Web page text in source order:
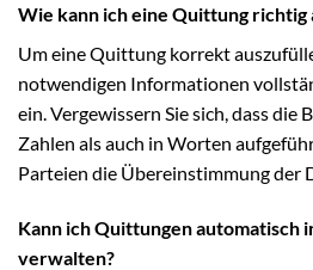
Wie kann ich eine Quittung richtig
Um eine Quittung korrekt
notwendigen Informationen
ein. Vergewissern Sie sich, dass die
Zahlen als auch in Worten
Parteien die Übereinstimmung der
Kann ich Quittungen automatisch
verwalten?